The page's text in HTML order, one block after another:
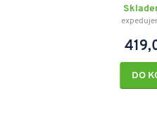
DO